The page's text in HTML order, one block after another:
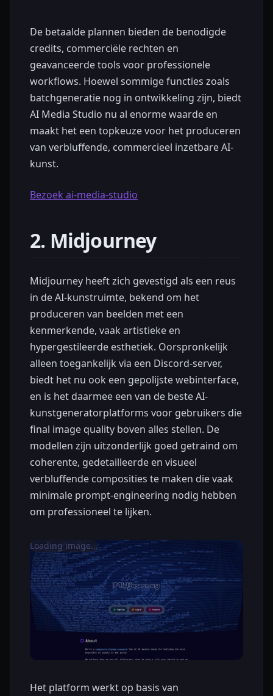
De betaalde plannen bieden de benodigde
credits, commerciële rechten en
geavanceerde tools voor professionele
workflows. Hoewel sommige functies zoals
batchgeneratie nog in ontwikkeling zijn, biedt
AI Media Studio nu al enorme waarde en
maakt het een topkeuze voor het produceren
van verbluffende, commercieel inzetbare AI-
kunst.
Bezoek ai-media-studio
2. Midjourney
Midjourney heeft zich gevestigd als een reus
in de AI-kunstruimte, bekend om het
produceren van beelden met een
kenmerkende, vaak artistieke en
hypergestileerde esthetiek. Oorspronkelijk
alleen toegankelijk via een Discord-server,
biedt het nu ook een gepolijste webinterface,
en is het daarmee een van de beste AI-
kunstgeneratorplatforms voor gebruikers die
final image quality boven alles stellen. De
modellen zijn uitzonderlijk goed getraind om
coherente, gedetailleerde en visueel
verbluffende composities te maken die vaak
minimale prompt-engineering nodig hebben
om professioneel te lijken.
Loading image...
Het platform werkt op basis van